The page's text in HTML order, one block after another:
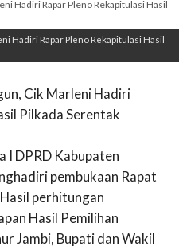
Hadiri Rapar Pleno Rekapitulasi Hasil
Cik Marleni Hadiri
Pilkada Serentak
I DPRD Kabupaten
pembukaan Rapat
perhitungan
Hasil Pemilihan
Jambi, Bupati dan Wakil